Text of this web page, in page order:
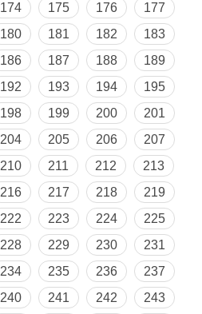
174 175 176
177
180 181 182
183
186 187 188
189
192 193 194
195
198 199 200
201
204 205 206
207
210 211 212
213
216 217 218
219
222 223 224
225
228 229 230
231
234 235 236
237
240 241 242 243